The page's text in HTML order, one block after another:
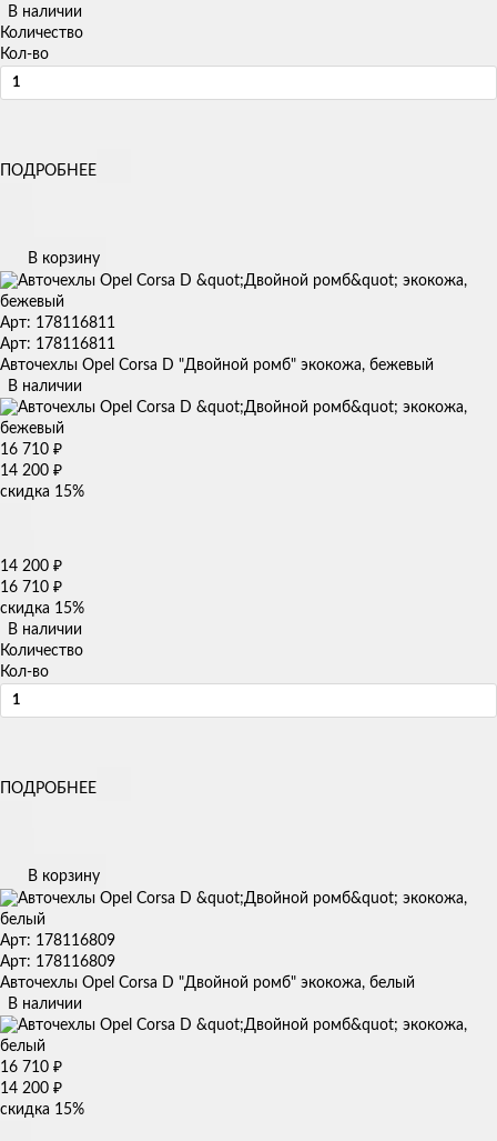
В наличии
Количество
Кол-во
ПОДРОБНЕЕ
В корзину
Арт: 178116811
Арт: 178116811
Авточехлы Opel Corsa D "Двойной ромб" экокожа, бежевый
В наличии
16 710 ₽
14 200 ₽
скидка 15%
14 200 ₽
16 710 ₽
скидка 15%
В наличии
Количество
Кол-во
ПОДРОБНЕЕ
В корзину
Арт: 178116809
Арт: 178116809
Авточехлы Opel Corsa D "Двойной ромб" экокожа, белый
В наличии
16 710 ₽
14 200 ₽
скидка 15%